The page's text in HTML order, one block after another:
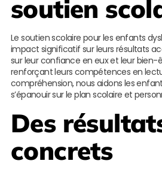
soutien
Le soutien scolaire pour les enfants
impact significatif sur leurs résultats
sur leur confiance en eux et leur bien-
renforçant leurs compétences en
compréhension, nous aidons les
s’épanouir sur le plan scolaire et
Des
concrets